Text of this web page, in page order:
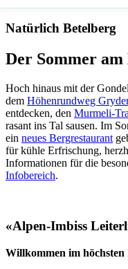
Skigebiet
Cross
Familien
Winterwandern
Schlitteln
Langlauf
Kurzporträt
Eröffnung
Natürlich Betelberg
Der Sommer
Hoch hinaus mit der
dem Höhenrundweg
entdecken, den Murmeli-
rasant ins Tal sausen. Im
ein neues Bergrestaurant
für kühle Erfrischung,
Informationen für die
Infobereich.
«Alpen-Imbiss
Willkommen im höchsten